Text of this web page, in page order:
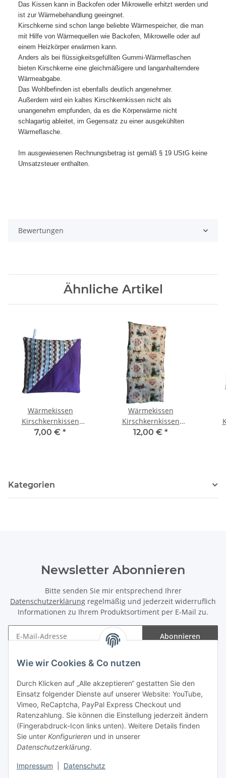
Wie wir Cookies & Co nutzen
Durch Klicken auf „Alle akzeptieren“ gestatten Sie den
Einsatz folgender Dienste auf unserer Website: YouTube,
Vimeo, ReCaptcha, PayPal Express Checkout und
Ratenzahlung. Sie können die Einstellung jederzeit ändern
(Fingerabdruck-Icon links unten). Weitere Details finden
Sie unter Konfigurieren und in unserer
Datenschutzerklärung.
Impressum Datenschutz
Das Kissen kann in Backofen oder Mikrowelle erhitzt werden und
ist zur Wärmebehandlung geeingnet.
Kirschkerne sind schon lange beliebte Wärmespeicher, die man
mit Hilfe von Wärmequellen wie Backofen, Mikrowelle oder auf
einem Heizkörper erwärmen kann.
Anders als bei flüssigkeitsgefüllten Gummi-Wärmeflaschen
bieten Kirschkerne eine gleichmäßigere und langanhalterndere
Wärmeabgabe.
Das Wohlbefinden ist ebenfalls deutlich angenehmer.
Außerdem wird ein kaltes Kirschkernkissen nicht als
unangenehm empfunden, da es die Körperwärme nicht
schlagartig ableitet, im Gegensatz zu einer ausgekühlten
Wärmeflasche.
Im ausgewiesenen Rechnungsbetrag ist gemäß § 19 UStG keine
Umsatzsteuer enthalten.
Bewertungen
Ähnliche Artikel
Wärmekissen
Kirschkernkissen
quadratisch zweifarbig
7,00 € *
Wärmekissen
Kirschkernkissen
"weihnachtliche
12,00 € *
Kategorien
Newsletter Abonnieren
Bitte senden Sie mir entsprechend Ihrer
Datenschutzerklärung regelmäßig und jederzeit widerruflich
Informationen zu Ihrem Produktsortiment per E-Mail zu.
Abonnieren
Gesetzliche Informationen
Vertrag widerrufen